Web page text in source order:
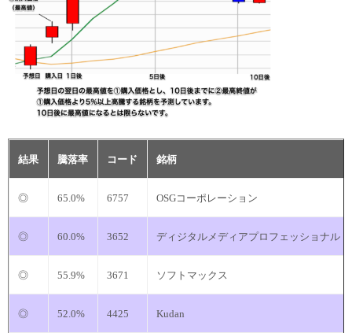
結果 騰落率 コード 銘柄
◎ 65.0% 6757 OSGコーポレーション
◎ 60.0% 3652 ディジタルメディアプロフェッショナル
◎ 55.9% 3671 ソフトマックス
◎ 52.0% 4425 Kudan